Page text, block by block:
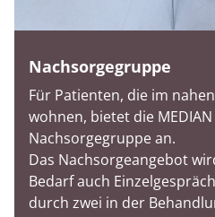
Nachsorgegruppe
Für Patienten, die im
wohnen, bietet die
Nachsorgegruppe an.
Das Nachsorgeangebot
Bedarf auch
durch zwei in der